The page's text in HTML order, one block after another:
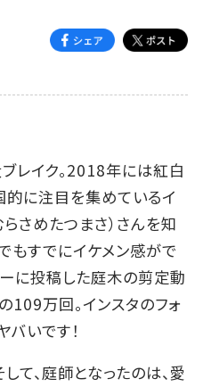
レイク。2018年には紅白
的に注目を集めているイ
さめたつまさ）さんを知
もすでにイケメン感がで
ーに投稿した庭木の剪定動
109万回。インスタのフォ
バいです！
て、庭師となったのは、愛